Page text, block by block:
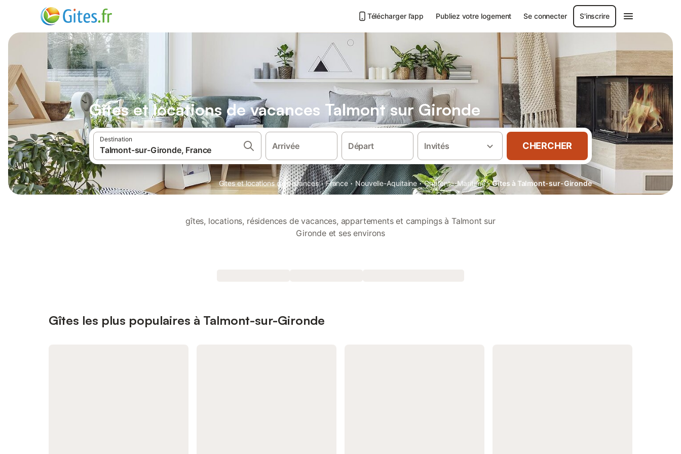
Télécharger l’app Publiez votre logement Se connecter S'inscrire
Gîtes et locations de vacances Talmont sur Gironde
Destination
Arrivée Départ Invités CHERCHER
Gîtes et locations de vacances · France · Nouvelle-Aquitaine · Charente-Maritime · Gîtes à Talmont-sur-Gironde
gîtes, locations, résidences de vacances, appartements et campings à Talmont sur
Gironde et ses environs
Gîtes les plus populaires à Talmont-sur-Gironde